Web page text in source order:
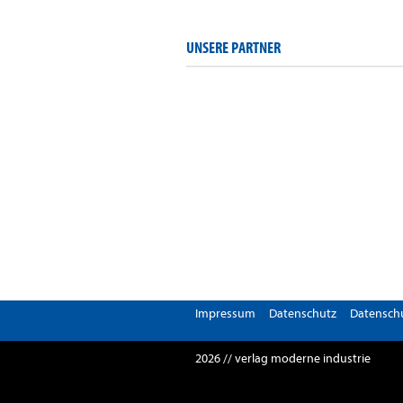
UNSERE PARTNER
Impressum Datenschutz
2026 // verlag moderne industrie